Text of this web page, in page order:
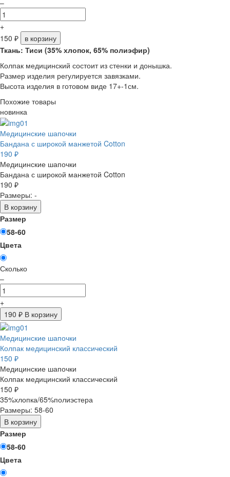
–
+
150 ₽
в корзину
Ткань: Тиси (35% хлопок, 65% полиэфир)
Колпак медицинский состоит из стенки и донышка.
Размер изделия регулируется завязками.
Высота изделия в готовом виде 17+-1см.
Похожие товары
новинка
Медицинские шапочки
Бандана с широкой манжетой Cotton
190 ₽
Медицинские шапочки
Бандана с широкой манжетой Cotton
190 ₽
Размеры: -
В корзину
Размер
58-60
Цвета
Сколько
–
+
190 ₽ В корзину
Медицинские шапочки
Колпак медицинский классический
150 ₽
Медицинские шапочки
Колпак медицинский классический
150 ₽
35%хлопка/65%полиэстера
Размеры: 58-60
В корзину
Размер
58-60
Цвета